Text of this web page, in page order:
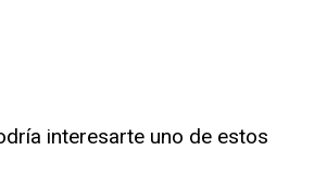
interesarte uno de estos